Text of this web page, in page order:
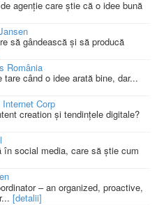
agenție care știe că o idee bună
să gândească și să producă
România
când o idee arată bine, dar...
Corp
creation și tendințele digitale?
în social media, care să știe cum
– an organized, proactive,
[detalii]